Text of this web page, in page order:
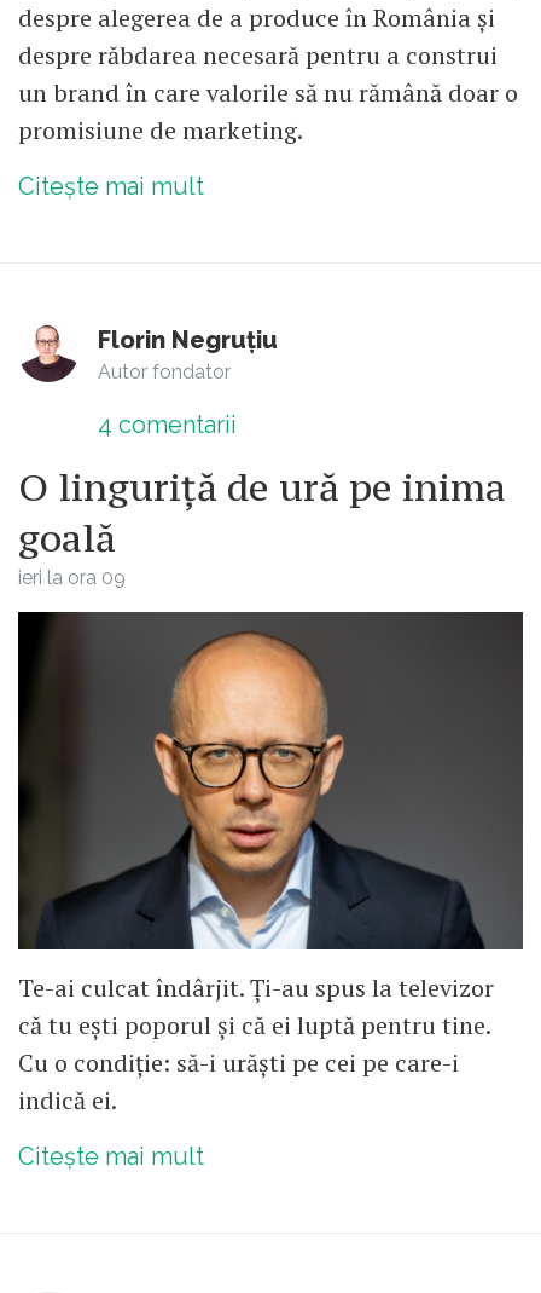
despre alegerea de a produce în România și
despre răbdarea necesară pentru a construi
un brand în care valorile să nu rămână doar o
promisiune de marketing.
Citește mai mult
Florin Negruțiu
Autor fondator
4 comentarii
O linguriță de ură pe inima
goală
ieri la ora 09
Te-ai culcat îndârjit. Ți-au spus la televizor
că tu ești poporul și că ei luptă pentru tine.
Cu o condiție: să-i urăști pe cei pe care-i
indică ei.
Citește mai mult